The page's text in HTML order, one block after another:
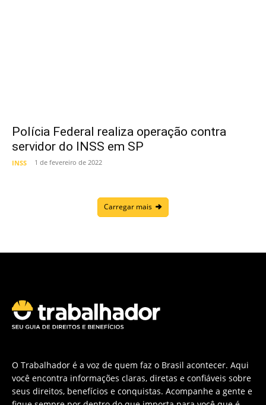
Polícia Federal realiza operação contra
servidor do INSS em SP
INSS 1 de fevereiro de 2022
Carregar mais
O Trabalhador é a voz de quem faz o Brasil acontecer. Aqui
você encontra informações claras, diretas e confiáveis sobre
seus direitos, benefícios e conquistas. Acompanhe a gente e